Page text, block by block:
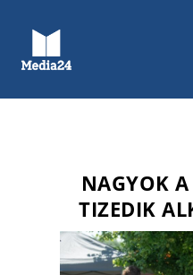
NAGYOK
TIZEDIK